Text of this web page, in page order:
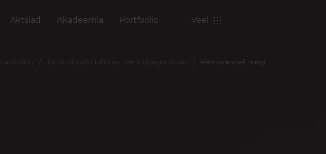
Aktsiad Akadeemia Portfoolio Veel
linn Tattoo stuudio Tallinnas: meistrid ja portfoolio
Permanentselt meigi